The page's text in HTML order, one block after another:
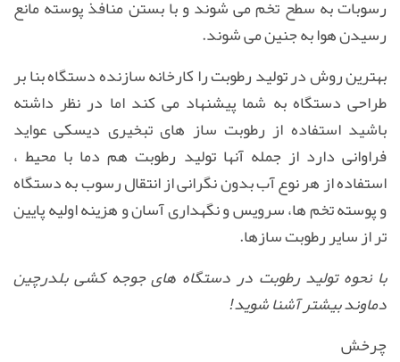
رسوبات به سطح تخم می شوند و با بستن منافذ پوسته مانع
رسیدن هوا به جنین می شوند.
بهترین روش در تولید رطوبت را کارخانه سازنده دستگاه بنا بر
طراحی دستگاه به شما پیشنهاد می کند اما در نظر داشته
باشید استفاده از رطوبت ساز های تبخیری دیسکی عواید
فراوانی دارد از جمله آنها تولید رطوبت هم دما با محیط ،
استفاده از هر نوع آب بدون نگرانی از انتقال رسوب به دستگاه
و پوسته تخم ها، سرویس و نگهداری آسان و هزینه اولیه پایین
تر از سایر رطوبت سازها.
با نحوه تولید رطوبت در دستگاه های جوجه کشی بلدرچین
دماوند بیشتر آشنا شوید!
چرخش